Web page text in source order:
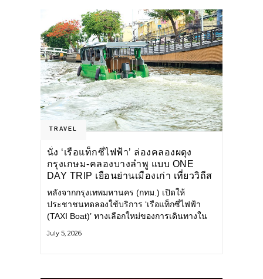
TRAVEL
นั่ง ‘เรือแท็กซี่ไฟฟ้า’ ล่องคลองผดุง
กรุงเกษม-คลองบางลำพู แบบ ONE
DAY TRIP เยือนย่านเมืองเก่า เที่ยววิถีส
โลว์ไลฟ์แบบรักษ์โลก
หลังจากกรุงเทพมหานคร (กทม.) เปิดให้
ประชาชนทดลองใช้บริการ ‘เรือแท็กซี่ไฟฟ้า
(TAXI Boat)’ ทางเลือกใหม่ของการเดินทางใน
แวดล้อม ผ่านแอปพลิเคชัน MuvMi (มูฟมี)
July 5, 2026